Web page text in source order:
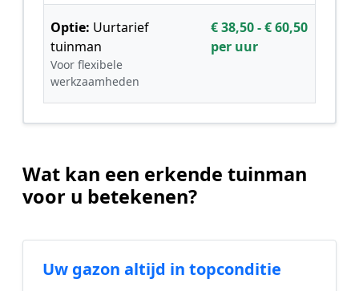
Optie: Uurtarief
tuinman
Voor flexibele
werkzaamheden
€ 38,50 - € 60,50
per uur
Wat kan een erkende tuinman
voor u betekenen?
Uw gazon altijd in topconditie